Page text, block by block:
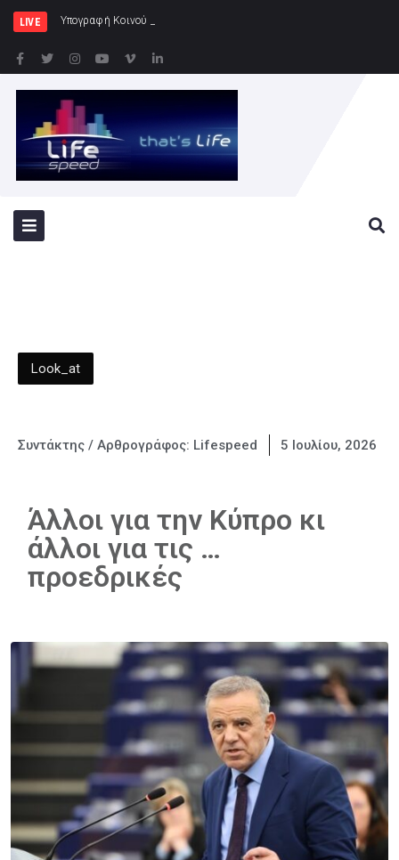
LIVE Υπογραφή Κοινού Σχεδίου Δράσης Ελλάδας
Look_at
Συντάκτης / Αρθρογράφος: Lifespeed 5 Ιουλίου, 2026
Άλλοι για την Κύπρο κι
άλλοι για τις …
προεδρικές